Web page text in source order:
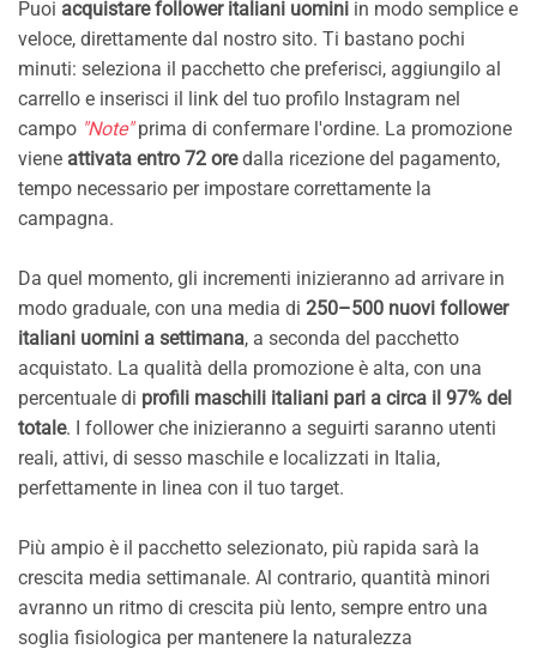
Puoi acquistare follower italiani uomini in modo semplice e
veloce, direttamente dal nostro sito. Ti bastano pochi
minuti: seleziona il pacchetto che preferisci, aggiungilo al
carrello e inserisci il link del tuo profilo Instagram nel
campo "Note"prima di confermare l'ordine. La promozione
viene attivata entro 72 oredalla ricezione del pagamento,
tempo necessario per impostare correttamente la
campagna.
Da quel momento, gli incrementi inizieranno ad arrivare in
modo graduale, con una media di 250–500 nuovi follower
italiani uomini a settimana, a seconda del pacchetto
acquistato. La qualità della promozione è alta, con una
percentuale di profili maschili italiani pari a circa il 97% del
totale. I follower che inizieranno a seguirti saranno utenti
reali, attivi, di sesso maschile e localizzati in Italia,
perfettamente in linea con il tuo target.
Più ampio è il pacchetto selezionato, più rapida sarà la
crescita media settimanale. Al contrario, quantità minori
avranno un ritmo di crescita più lento, sempre entro una
soglia fisiologica per mantenere la naturalezza